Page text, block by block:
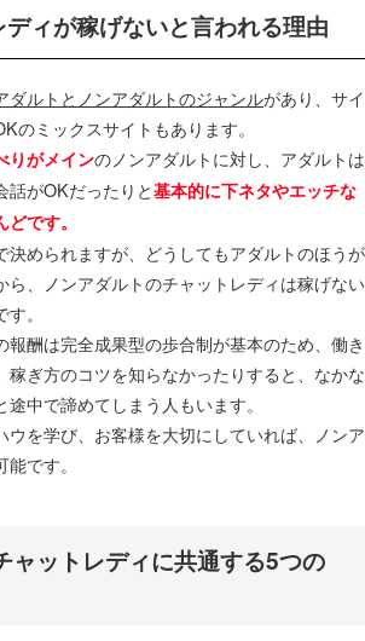
ィが稼げないと言われる理由
ダルトとノンアダルトのジャンルがあり、サイ
のミックスサイトもあります。
りがメインのノンアダルトに対し、アダルトは
話がOKだったりと基本的に下ネタやエッチな
です。
決められますが、どうしてもアダルトのほうが
ら、ノンアダルトのチャットレディは稼げない
。
報酬は完全成果型の歩合制が基本のため、働き
稼ぎ方のコツを知らなかったりすると、なかな
中で諦めてしまう人もいます。
ウを学び、お客様を大切にしていれば、ノンア
です。
ャットレディに共通する5つの